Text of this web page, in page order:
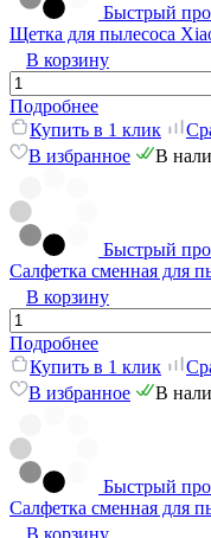
Быстрый
Щетка для пылесоса
В корзину
Подробнее
Купить в 1 клик
В избранное
В
Быстрый
Салфетка сменная для
В корзину
Подробнее
Купить в 1 клик
В избранное
В
Быстрый
Салфетка сменная для
В корзину